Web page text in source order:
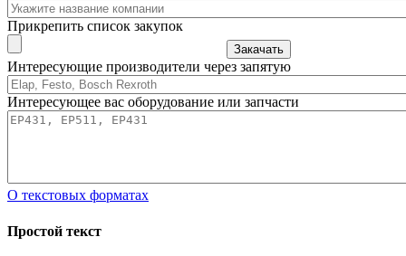
Прикрепить список закупок
Закачать
Интересующие производители через запятую
Интересующее вас оборудование или запчасти
О текстовых форматах
Простой текст